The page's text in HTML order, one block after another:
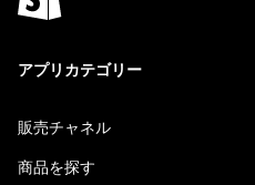
アプリカテゴリー
販売チャネル
商品を探す